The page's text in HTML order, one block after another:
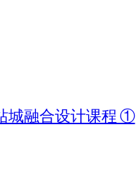
城融合设计课程 ①